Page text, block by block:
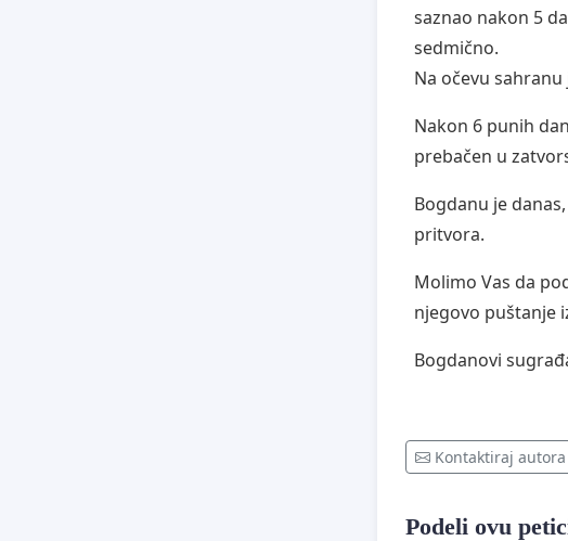
saznao nakon 5
sedmično.
Na očevu
Nakon 6 punih
prebačen u
Bogdanu je
pritvora.
Molimo Vas da
njegovo puštanje
Bogdanovi
Kontaktiraj autora
Podeli ovu